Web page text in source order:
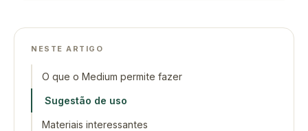
NESTE ARTIGO
O que o Medium permite fazer
Sugestão de uso
Materiais interessantes